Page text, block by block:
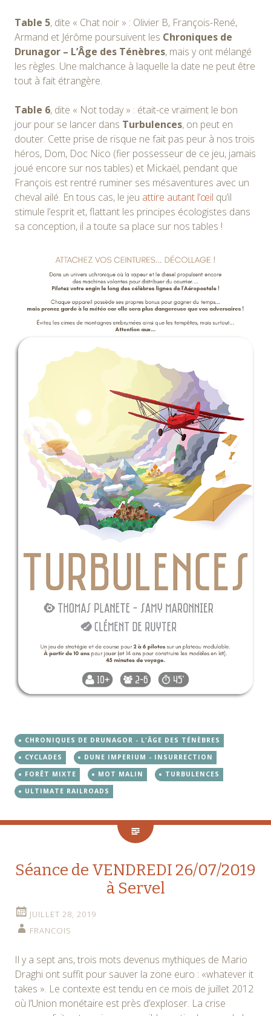
Table 5, dite « Chat noir » : Olivier B, François-René,
Armand et Jérôme poursuivent les Chroniques de
Drunagor – L’Âge des Ténèbres, mais y ont mélangé
les règles. Une malchance à laquelle la date ne peut être
tout à fait étrangère.
Table 6, dite « Not today » : était-ce vraiment le bon
jour pour se lancer dans Turbulences, on peut en
douter. Cette prise de risque ne fait pas peur à nos trois
héros, Dom, Doc Nico (fier possesseur de ce jeu, jamais
joué encore sur nos tables) et Mickaël, pendant que
François est rentré ruminer ses mésaventures avec un
cheval ailé. En tous cas, le jeu attire autant l’œil qu’il
stimule l’esprit et, flattant les principes écologistes dans
sa conception, il a toute sa place sur nos tables !
CHRONIQUES DE DRUNAGOR - L'ÂGE DES TÉNÈBRES
CYCLADES
DUNE IMPERIUM - INSURRECTION
FORÊT MIXTE
MOT MALIN
TURBULENCES
ULTIMATE RAILROADS
Séance de VENDREDI 26/07/2019
à Servel
JUILLET 28, 2019
FRANCOIS
Il y a sept ans, trois mots devenus mythiques de Mario
Draghi ont suffit pour sauver la zone euro : «whatever it
takes ». Le contexte est tendu en ce mois de juillet 2012
où l’Union monétaire est près d’exploser. La crise